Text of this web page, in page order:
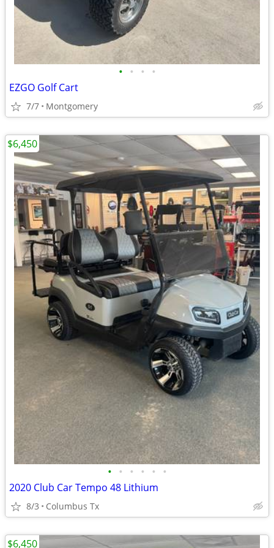
• • • •
EZGO Golf Cart
7/7 Montgomery
• • • • • •
2020 Club Car Tempo 48 Lithium
8/3 Columbus Tx
$6,450
$6,450